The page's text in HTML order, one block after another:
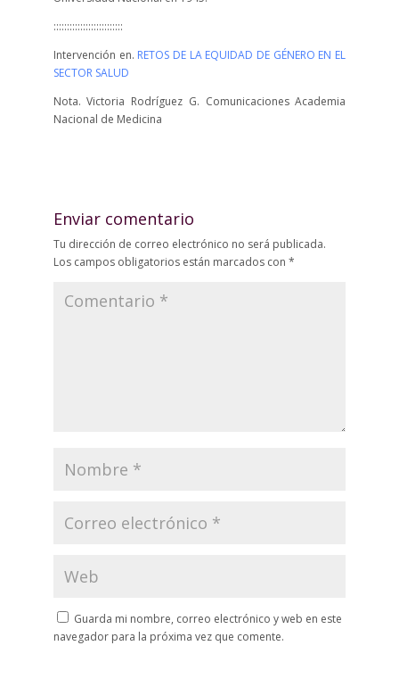
::::::::::::::::::::::::::
Intervención en. RETOS DE LA EQUIDAD DE GÉNERO EN EL
SECTOR SALUD
Nota. Victoria Rodríguez G. Comunicaciones Academia
Nacional de Medicina
Enviar comentario
Tu dirección de correo electrónico no será publicada.
Los campos obligatorios están marcados con *
Guarda mi nombre, correo electrónico y web en este
navegador para la próxima vez que comente.